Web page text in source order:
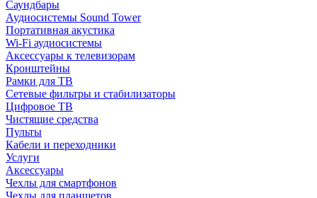
Саундбары
Аудиосистемы Sound Tower
Портативная акустика
Wi-Fi аудиосистемы
Аксессуары к телевизорам
Кронштейны
Рамки для ТВ
Сетевые фильтры и стабилизаторы
Цифровое ТВ
Чистящие средства
Пульты
Кабели и переходники
Услуги
Аксессуары
Чехлы для смартфонов
Чехлы для планшетов